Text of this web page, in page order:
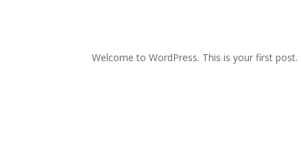
Welcome to WordPress. This is your first